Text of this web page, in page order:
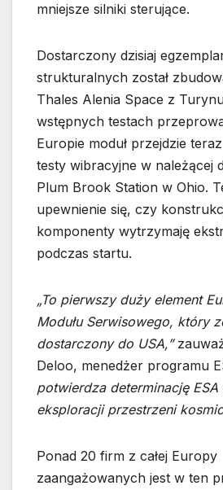
mniejsze silniki sterujące.
Dostarczony dzisiaj
strukturalnych został
Thales Alenia Space z
wstępnych testach
Europie moduł przejdzie
testy wibracyjne w należącej
Plum Brook Station w Ohio.
upewnienie się, czy
komponenty wytrzymaję
podczas startu.
„To pierwszy duży element
Modułu Serwisowego, który
dostarczony do USA,”
Deloo, menedżer programu
potwierdza determinację ESA
eksploracji przestrzeni
Ponad 20 firm z całej Europy
zaangażowanych jest w ten